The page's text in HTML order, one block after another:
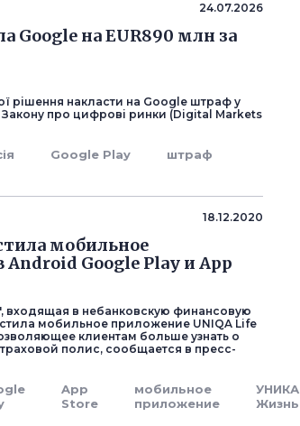
24.07.2026
Google на EUR890 млн за
рішення накласти на Google штраф у
про цифрові ринки (Digital Markets
Google Play штраф
18.12.2020
мобильное
Google Play и App
входящая в небанковскую финансовую
мобильное приложение UNIQA Life
клиентам больше узнать о
полис, сообщается в пресс-
App
Store
мобильное
приложение
УНИКА
Жизнь